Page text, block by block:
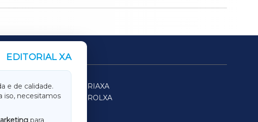
EDITORIAL XA
e de calidade.
iso, necesitamos
SARRIAXA
FERROLXA